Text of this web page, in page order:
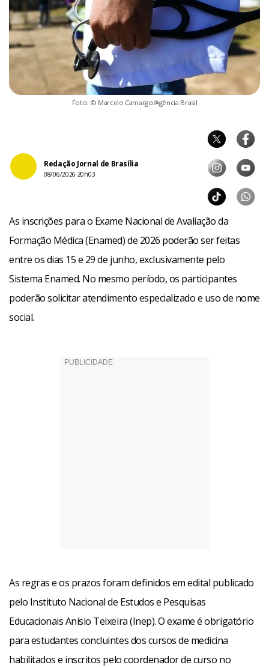
Foto: © Marcelo Camargo/Agência Brasil
Redação Jornal de Brasília
08/06/2026 20h03
As inscrições para o Exame Nacional de Avaliação da
Formação Médica (Enamed) de 2026 poderão ser feitas
entre os dias 15 e 29 de junho, exclusivamente pelo
Sistema Enamed. No mesmo período, os participantes
poderão solicitar atendimento especializado e uso de nome
social.
As regras e os prazos foram definidos em edital publicado
pelo Instituto Nacional de Estudos e Pesquisas
Educacionais Anísio Teixeira (Inep). O exame é obrigatório
para estudantes concluintes dos cursos de medicina
habilitados e inscritos pelo coordenador de curso no